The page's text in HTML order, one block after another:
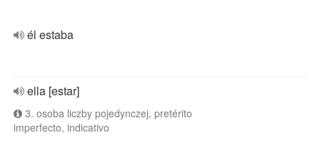
él estaba
ella [estar]
3. osoba liczby pojedynczej, pretérito
imperfecto, indicativo